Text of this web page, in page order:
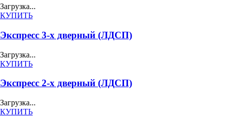
Загрузка...
КУПИТЬ
Экспресс 3-х дверный (ЛДСП)
Загрузка...
КУПИТЬ
Экспресс 2-х дверный (ЛДСП)
Загрузка...
КУПИТЬ